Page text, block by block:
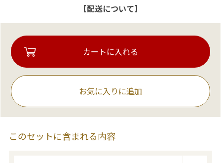
【配送について】
お気に入りに追加
このセットに含まれる内容